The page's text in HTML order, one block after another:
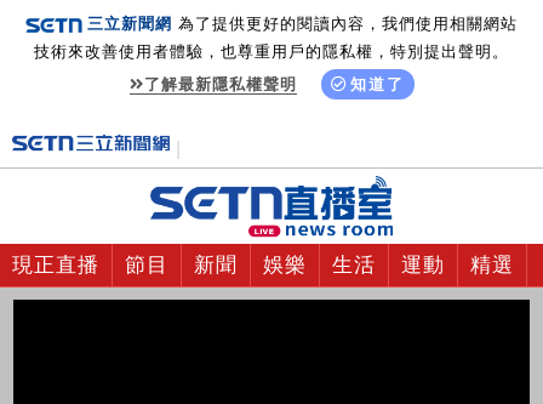
三立新聞網 為了提供更好的閱讀內容，我們使用相關網站
技術來改善使用者體驗，也尊重用戶的隱私權，特別提出聲明。
了解最新隱私權聲明
知道了
現正直播 節目 新聞 娛樂 生活 運動 精選